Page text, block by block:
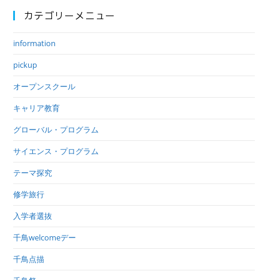
カテゴリーメニュー
information
pickup
オープンスクール
キャリア教育
グローバル・プログラム
サイエンス・プログラム
テーマ探究
修学旅行
入学者選抜
千鳥welcomeデー
千鳥点描